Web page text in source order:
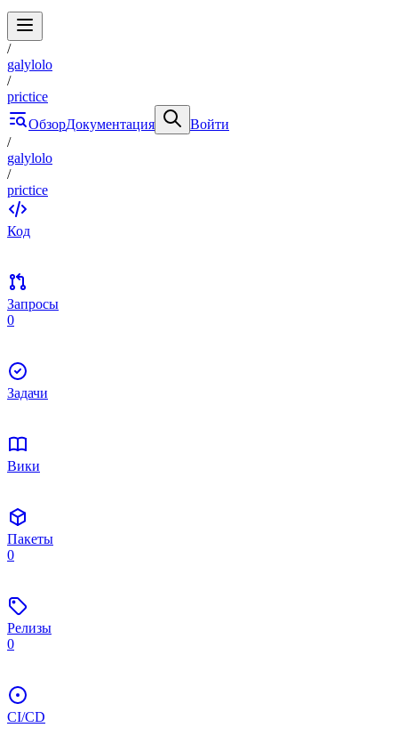
/
galylolo
/
prictice
ОбзорДокументация
Войти
/
galylolo
/
prictice
Код
Запросы
0
Задачи
Вики
Пакеты
0
Релизы
0
CI/CD